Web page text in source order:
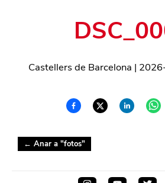
Castellers de Barcelona |
← Anar a "fotos"